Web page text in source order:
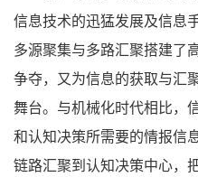
信息技术的迅猛发展及信息
多源聚集与多路汇聚搭建了
争夺，又为信息的获取与汇
舞台。与机械化时代相比，
和认知决策所需要的情报信
链路汇聚到认知决策中心，